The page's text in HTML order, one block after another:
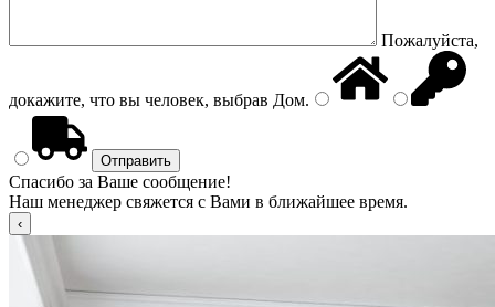
Пожалуйста,
докажите, что вы человек, выбрав Дом.
Спасибо за Ваше сообщение!
Наш менеджер свяжется с Вами в ближайшее время.